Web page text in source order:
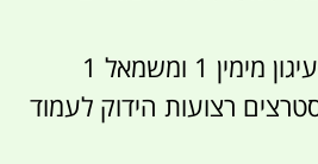
לגרילנדה 2 נקודות עיגון מימין 1 ומשמאל 1
לאורך יש 4 סטרצים רצועות הידוק לעמוד